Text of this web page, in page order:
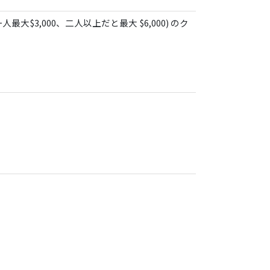
最大$3,000、二人以上だと最大 $6,000) のク